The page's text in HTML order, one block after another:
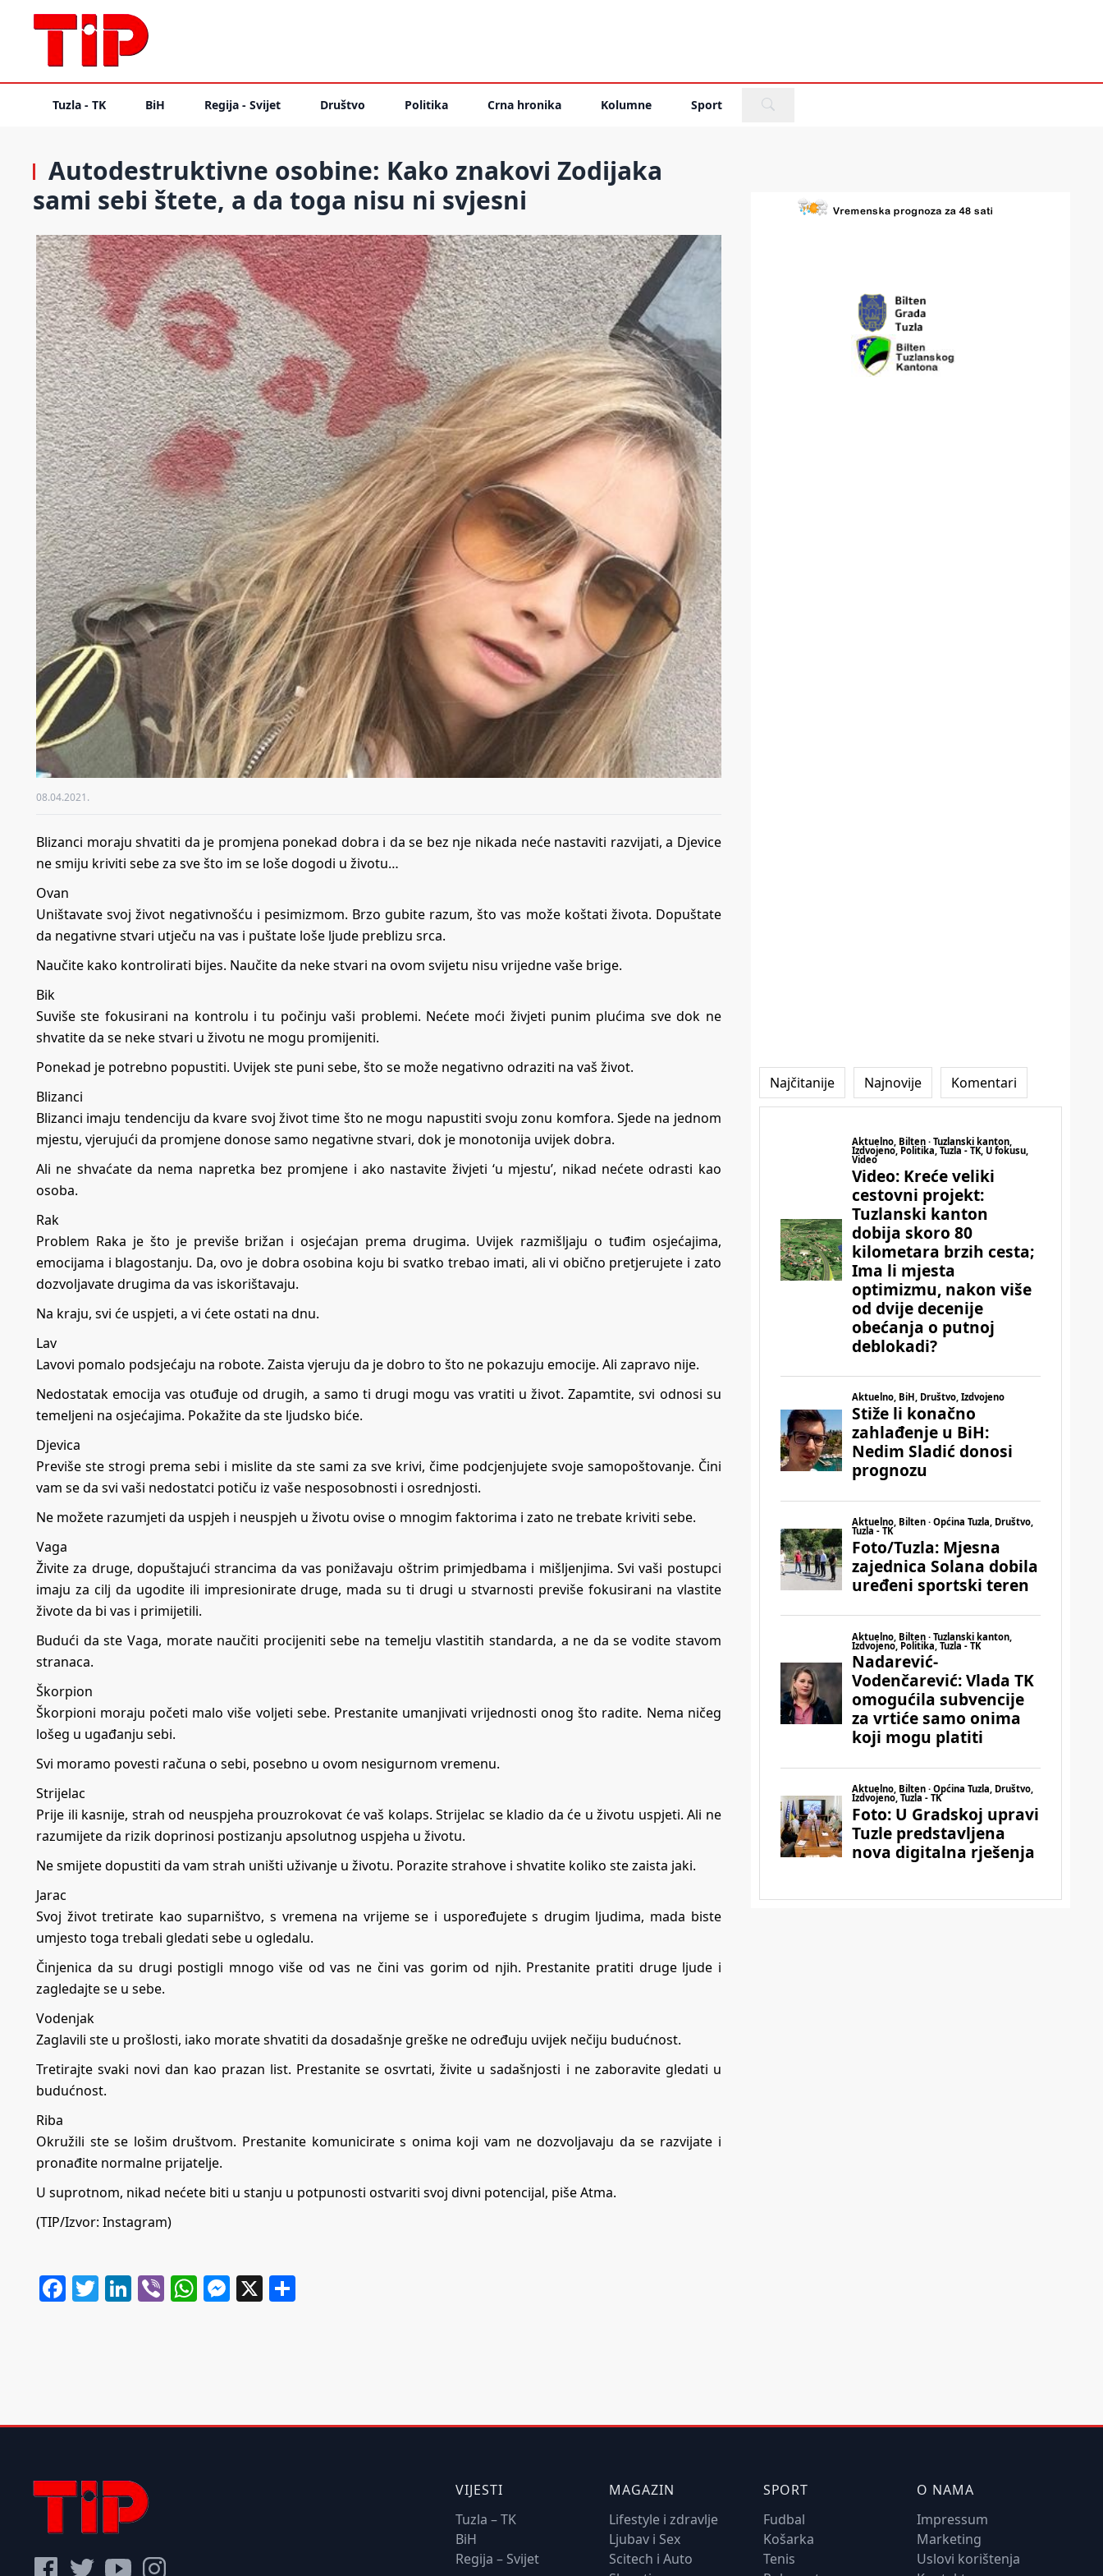
Tuzla - TK BiH Regija - Svijet Društvo Politika Crna hronika Kolumne Sport
Autodestruktivne osobine: Kako znakovi Zodijaka
sami sebi štete, a da toga nisu ni svjesni
08.04.2021.
Blizanci moraju shvatiti da je promjena ponekad dobra i da se bez nje nikada neće nastaviti razvijati, a Djevice
ne smiju kriviti sebe za sve što im se loše dogodi u životu…
Ovan
Uništavate svoj život negativnošću i pesimizmom. Brzo gubite razum, što vas može koštati života. Dopuštate
da negativne stvari utječu na vas i puštate loše ljude preblizu srca.
Naučite kako kontrolirati bijes. Naučite da neke stvari na ovom svijetu nisu vrijedne vaše brige.
Bik
Suviše ste fokusirani na kontrolu i tu počinju vaši problemi. Nećete moći živjeti punim plućima sve dok ne
shvatite da se neke stvari u životu ne mogu promijeniti.
Ponekad je potrebno popustiti. Uvijek ste puni sebe, što se može negativno odraziti na vaš život.
Blizanci
Blizanci imaju tendenciju da kvare svoj život time što ne mogu napustiti svoju zonu komfora. Sjede na jednom
mjestu, vjerujući da promjene donose samo negativne stvari, dok je monotonija uvijek dobra.
Ali ne shvaćate da nema napretka bez promjene i ako nastavite živjeti ‘u mjestu’, nikad nećete odrasti kao
osoba.
Rak
Problem Raka je što je previše brižan i osjećajan prema drugima. Uvijek razmišljaju o tuđim osjećajima,
emocijama i blagostanju. Da, ovo je dobra osobina koju bi svatko trebao imati, ali vi obično pretjerujete i zato
dozvoljavate drugima da vas iskorištavaju.
Na kraju, svi će uspjeti, a vi ćete ostati na dnu.
Lav
Lavovi pomalo podsjećaju na robote. Zaista vjeruju da je dobro to što ne pokazuju emocije. Ali zapravo nije.
Nedostatak emocija vas otuđuje od drugih, a samo ti drugi mogu vas vratiti u život. Zapamtite, svi odnosi su
temeljeni na osjećajima. Pokažite da ste ljudsko biće.
Djevica
Previše ste strogi prema sebi i mislite da ste sami za sve krivi, čime podcjenjujete svoje samopoštovanje. Čini
vam se da svi vaši nedostatci potiču iz vaše nesposobnosti i osrednjosti.
Ne možete razumjeti da uspjeh i neuspjeh u životu ovise o mnogim faktorima i zato ne trebate kriviti sebe.
Vaga
Živite za druge, dopuštajući strancima da vas ponižavaju oštrim primjedbama i mišljenjima. Svi vaši postupci
imaju za cilj da ugodite ili impresionirate druge, mada su ti drugi u stvarnosti previše fokusirani na vlastite
živote da bi vas i primijetili.
Budući da ste Vaga, morate naučiti procijeniti sebe na temelju vlastitih standarda, a ne da se vodite stavom
stranaca.
Škorpion
Škorpioni moraju početi malo više voljeti sebe. Prestanite umanjivati vrijednosti onog što radite. Nema ničeg
lošeg u ugađanju sebi.
Svi moramo povesti računa o sebi, posebno u ovom nesigurnom vremenu.
Strijelac
Prije ili kasnije, strah od neuspjeha prouzrokovat će vaš kolaps. Strijelac se kladio da će u životu uspjeti. Ali ne
razumijete da rizik doprinosi postizanju apsolutnog uspjeha u životu.
Ne smijete dopustiti da vam strah uništi uživanje u životu. Porazite strahove i shvatite koliko ste zaista jaki.
Jarac
Svoj život tretirate kao suparništvo, s vremena na vrijeme se i uspoređujete s drugim ljudima, mada biste
umjesto toga trebali gledati sebe u ogledalu.
Činjenica da su drugi postigli mnogo više od vas ne čini vas gorim od njih. Prestanite pratiti druge ljude i
zagledajte se u sebe.
Vodenjak
Zaglavili ste u prošlosti, iako morate shvatiti da dosadašnje greške ne određuju uvijek nečiju budućnost.
Tretirajte svaki novi dan kao prazan list. Prestanite se osvrtati, živite u sadašnjosti i ne zaboravite gledati u
budućnost.
Riba
Okružili ste se lošim društvom. Prestanite komunicirate s onima koji vam ne dozvoljavaju da se razvijate i
pronađite normalne prijatelje.
U suprotnom, nikad nećete biti u stanju u potpunosti ostvariti svoj divni potencijal, pišeAtma.
(TIP/Izvor: Instagram)
Facebook
Twitter
LinkedIn
ViberWhatsApp
Messenger
X
Najčitanije Najnovije Komentari
VIJESTI
Tuzla – TK
BiH
Regija – Svijet
MAGAZIN
Lifestyle i zdravlje
Ljubav i Sex
Scitech i Auto
SPORT
Fudbal
Košarka
Tenis
O NAMA
Impressum
Marketing
Uslovi korištenja